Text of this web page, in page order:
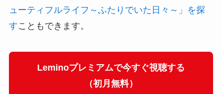
ューティフルライフ～ふたりでいた日々～」を探
すこともできます。
Leminoプレミアムで今すぐ視聴する
（初月無料）